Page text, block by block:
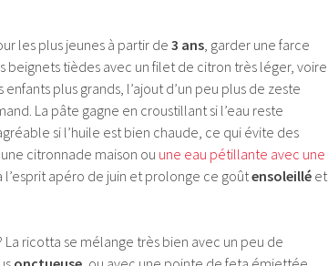
les plus jeunes à partir de 3 ans, garder une farce
beignets tièdes avec un filet de citron très léger, voire
plus grands, l’ajout d’un peu plus de zeste
La pâte gagne en croustillant si l’eau reste
si l’huile est bien chaude, ce qui évite des
citronnade maison ou une eau pétillante avec une
apéro de juin et prolonge ce goûtensoleillé et
La ricotta se mélange très bien avec un peu de